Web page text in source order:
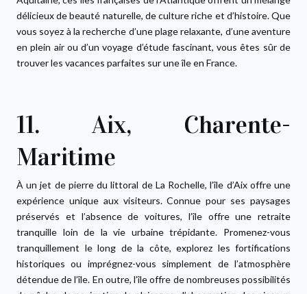
délicieux de beauté naturelle, de culture riche et d’histoire. Que
vous soyez à la recherche d’une plage relaxante, d’une aventure
en plein air ou d’un voyage d’étude fascinant, vous êtes sûr de
trouver les vacances parfaites sur une île en France.
11. Aix, Charente-
Maritime
À un jet de pierre du littoral de La Rochelle, l’île d’Aix offre une
expérience unique aux visiteurs. Connue pour ses paysages
préservés et l’absence de voitures, l’île offre une retraite
tranquille loin de la vie urbaine trépidante. Promenez-vous
tranquillement le long de la côte, explorez les fortifications
historiques ou imprégnez-vous simplement de l’atmosphère
détendue de l’île. En outre, l’île offre de nombreuses possibilités